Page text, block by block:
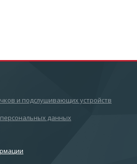
и подслушивающих устройств
данных